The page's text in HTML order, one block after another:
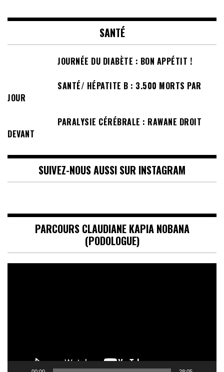
SANTÉ
JOURNÉE DU DIABÈTE : BON APPÉTIT !
SANTÉ/ HÉPATITE B : 3.500 MORTS PAR
JOUR
PARALYSIE CÉRÉBRALE : RAWANE DROIT
DEVANT
SUIVEZ-NOUS AUSSI SUR INSTAGRAM
PARCOURS CLAUDIANE KAPIA NOBANA
(PODOLOGUE)